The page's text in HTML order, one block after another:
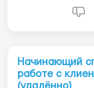
Начинающий
работе с
(удалённо)